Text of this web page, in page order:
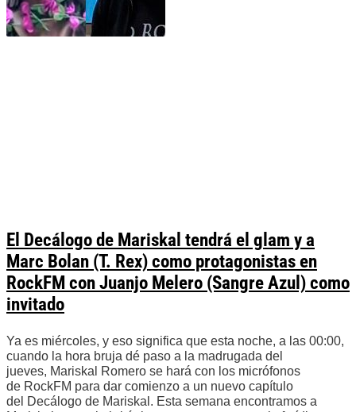
El Decálogo de Mariskal tendrá el glam y a
Marc Bolan (T. Rex) como protagonistas en
RockFM con Juanjo Melero (Sangre Azul) como
invitado
Ya es miércoles, y eso significa que esta noche, a las 00:00,
cuando la hora bruja dé paso a la madrugada del
jueves, Mariskal Romero se hará con los micrófonos
de RockFM para dar comienzo a un nuevo capítulo
del Decálogo de Mariskal. Esta semana encontramos a